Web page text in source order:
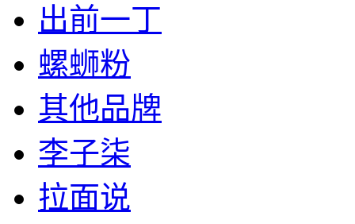
出前一丁
螺蛳粉
其他品牌
李子柒
拉面说